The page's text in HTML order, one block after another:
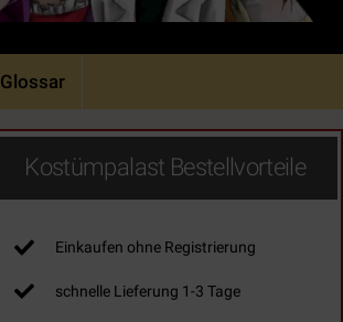
Glossar
Kostümpalast Bestellvorteile
Einkaufen ohne Registrierung
schnelle Lieferung 1-3 Tage